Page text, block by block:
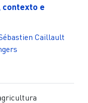
e
Caillault